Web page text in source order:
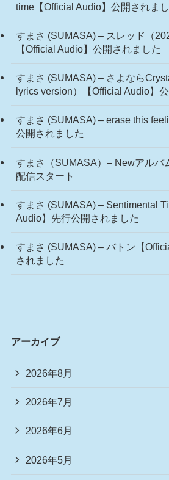
time【Official Audio】公開されま
すまさ (SUMASA) – スレッド（
【Official Audio】公開されました
すまさ (SUMASA) – さよなら
lyrics version）【Official Audio】
すまさ (SUMASA) – erase this
公開されました
すまさ（SUMASA）– Newアルバ
配信スタート
すまさ (SUMASA) – Sentimental
Audio】先行公開されました
すまさ (SUMASA) – バトン【
されました
アーカイブ
2026年8月
2026年7月
2026年6月
2026年5月